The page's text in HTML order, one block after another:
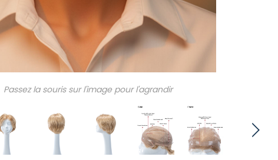
Passez la souris sur l'image pour l'agrandir